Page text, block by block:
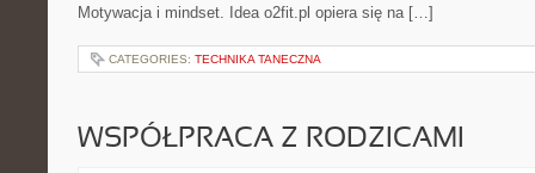
Motywacja i mindset. Idea o2fit.pl opiera się na […]
CATEGORIES: TECHNIKA TANECZNA
WSPÓŁPRACA Z RODZICAMI